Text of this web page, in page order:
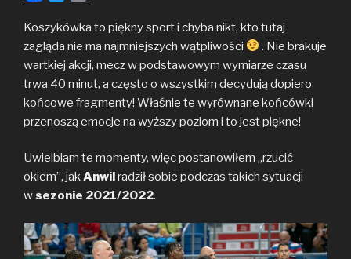
a
c
e
b
o
o
k
w
i
e
r
o
p
i
n
k
Koszykówka to piękny sport i chyba nikt, kto tutaj
zagląda nie ma najmniejszych wątpliwości
. Nie brakuje
wartkiej akcji, mecz w podstawowym wymiarze czasu
trwa 40 minut, a często o wszystkim decydują dopiero
końcowe fragmenty! Właśnie te wyrównane końcówki
przenoszą emocje na wyższy poziom i to jest piękne!
Uwielbiam te momenty, więc postanowiłem „rzucić
okiem”, jakAnwilradził sobie podczas takich sytuacji
wsezonie 2021/2022.